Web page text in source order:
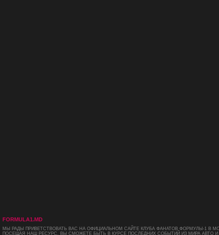
FORMULA1.MD
МЫ РАДЫ ПРИВЕТСТВОВАТЬ ВАС НА ОФИЦИАЛЬНОМ САЙТЕ КЛУБА ФАНАТОВ ФОРМУЛЫ-1 В
ПОСЕЩАЯ НАШ РЕСУРС, ВЫ СМОЖЕТЕ БЫТЬ В КУРСЕ ПОСЛЕДНИХ СОБЫТИЙ ИЗ МИРА АВТО И